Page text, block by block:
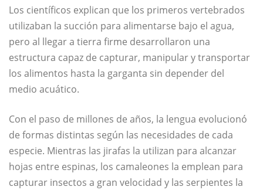
Los científicos explican que los primeros vertebrados
utilizaban la succión para alimentarse bajo el agua,
pero al llegar a tierra firme desarrollaron una
estructura capaz de capturar, manipular y transportar
los alimentos hasta la garganta sin depender del
medio acuático.
Con el paso de millones de años, la lengua evolucionó
de formas distintas según las necesidades de cada
especie. Mientras las jirafas la utilizan para alcanzar
hojas entre espinas, los camaleones la emplean para
capturar insectos a gran velocidad y las serpientes la